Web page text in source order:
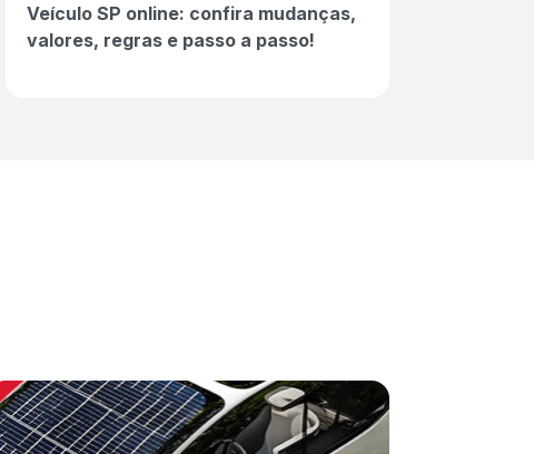
Veículo SP online: confira mudanças,
valores, regras e passo a passo!